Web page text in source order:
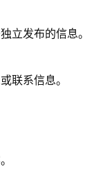
立发布的信息。
联系信息。